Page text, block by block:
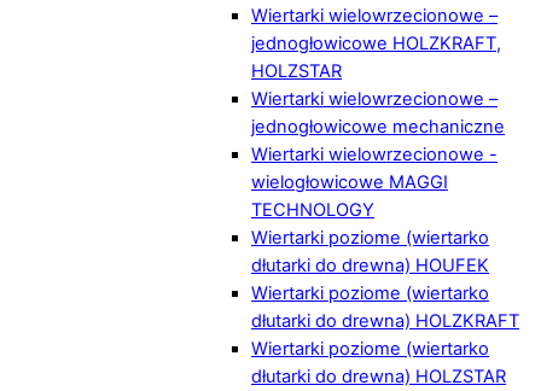
Wiertarki wielowrzecionowe –
jednogłowicowe HOLZKRAFT,
HOLZSTAR
Wiertarki wielowrzecionowe –
jednogłowicowe mechaniczne
Wiertarki wielowrzecionowe -
wielogłowicowe MAGGI
TECHNOLOGY
Wiertarki poziome (wiertarko
dłutarki do drewna) HOUFEK
Wiertarki poziome (wiertarko
dłutarki do drewna) HOLZKRAFT
Wiertarki poziome (wiertarko
dłutarki do drewna) HOLZSTAR